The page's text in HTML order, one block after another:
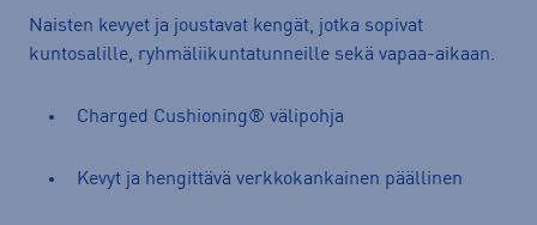
Naisten kevyet ja joustavat kengät, jotka sopivat
kuntosalille, ryhmäliikuntatunneille sekä vapaa-aikaan.
Charged Cushioning® välipohja
Kevyt ja hengittävä verkkokankainen päällinen